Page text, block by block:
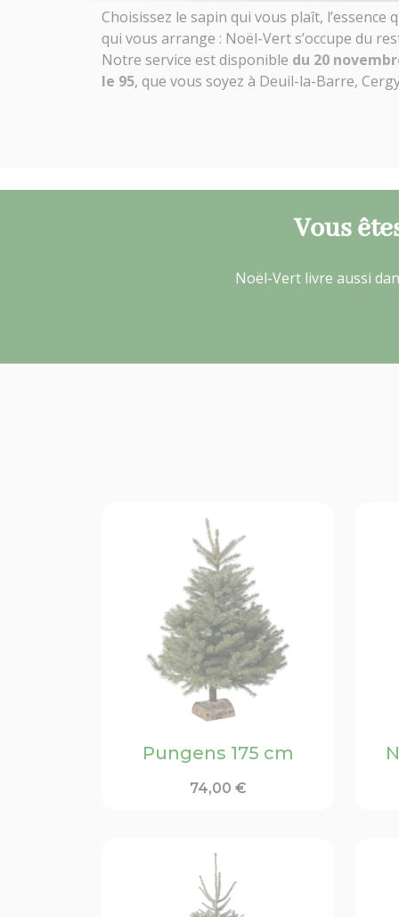
Choisissez le sapin qui vous plaît, l’essence
qui vous arrange : Noël-Vert s’occupe du
Notre service est disponible du 20
le 95, que vous soyez à Deuil-la-Barre,
Vous
Noël-Vert livre aussi
Pungens 175 cm
74,00 €